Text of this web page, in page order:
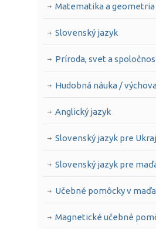
Matematika a geometria
Slovenský jazyk
Príroda, svet a
Hudobná náuka /
Anglický jazyk
Slovenský jazyk pre
Slovenský jazyk pre
Učebné pomôcky v
Magnetické učebné